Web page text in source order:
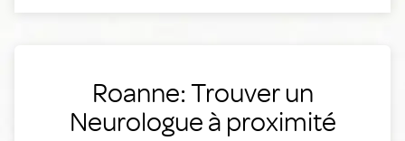
Roanne: Trouver un
Neurologue à proximité